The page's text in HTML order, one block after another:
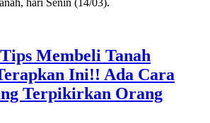
Membeli Tanah
Ini!! Ada Cara
Terpikirkan Orang